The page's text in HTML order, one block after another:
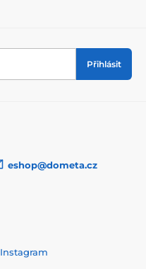
Přihlásit
eshop@dometa.cz
Instagram